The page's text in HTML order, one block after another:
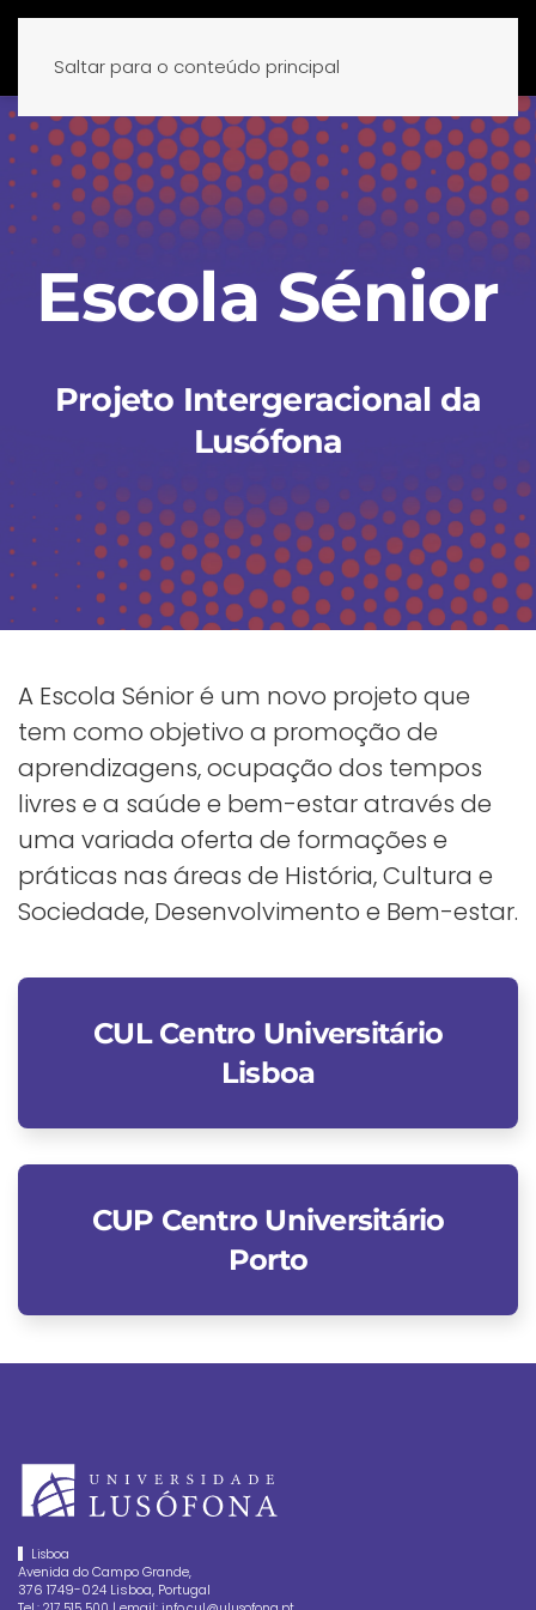
Saltar para o conteúdo principal
Escola Sénior
Projeto Intergeracional da
Lusófona
A Escola Sénior é um novo projeto que
tem como objetivo a promoção de
aprendizagens, ocupação dos tempos
livres e a saúde e bem-estar através de
uma variada oferta de formações e
práticas nas áreas de História, Cultura e
Sociedade, Desenvolvimento e Bem-estar.
CUL Centro Universitário
Lisboa
CUP Centro Universitário
Porto
Lisboa
Avenida do Campo Grande,
376 1749-024 Lisboa, Portugal